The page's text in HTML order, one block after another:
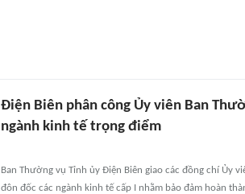
Điện Biên phân công Ủy viên Ban
ngành kinh tế trọng điểm
Ban Thường vụ Tỉnh ủy Điện Biên giao các đồng chí Ủy
đôn đốc các ngành kinh tế cấp I nhằm bảo đảm hoàn